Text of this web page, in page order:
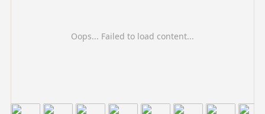
Oops... Failed to load content...